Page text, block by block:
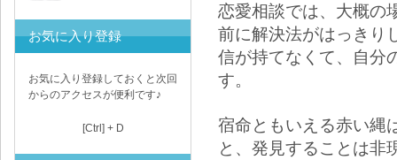
恋愛相談では、大概の
前に解決法がはっきり
信が持てなくて、自分
す。
宿命ともいえる赤い縄
と、発見することは非
お気に入り登録
お気に入り登録しておくと次回
からのアクセスが便利です♪
[Ctrl] + D